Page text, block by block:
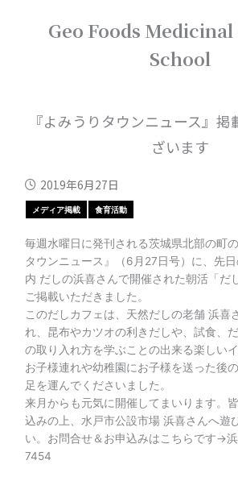
Geo Foods
School
『よみうりタウンニュース』
ざいます
2019年6月27日
メディア掲載 食育活動
毎週水曜日に発刊される茨城県北部の町
タウンニュース』（6月27日号）に、先
内 だしの浜喜さんで開催された朝活「だ
ご掲載いただきました。
このだしカフェは、天然だしの老舗 浜喜
れ、昆布やカツオの利きだしや、試食、
の取り入れ方を学ぶことの出来る楽しい
お子様連れや幼稚園にお子様を送った後
足を運んでくださいました。
来月からも元気に開催してまいります。
込みの上、水戸市公設市場 浜喜さんへ遊
い。お問合せ＆お申込みはこちらです→
7454